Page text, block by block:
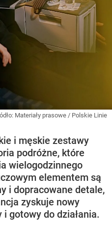
Materiały prasowe / Polskie Linie
i męskie zestawy
podróżne, które
wielogodzinnego
elementem są
i dopracowane detale,
zyskuje nowy
gotowy do działania.